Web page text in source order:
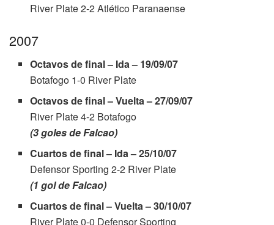
River Plate 2-2 Atlético Paranaense
2007
Octavos de final – Ida – 19/09/07
Botafogo 1-0 River Plate
Octavos de final – Vuelta – 27/09/07
River Plate 4-2 Botafogo
(3 goles de Falcao)
Cuartos de final – Ida – 25/10/07
Defensor Sporting 2-2 River Plate
(1 gol de Falcao)
Cuartos de final – Vuelta – 30/10/07
River Plate 0-0 Defensor Sporting